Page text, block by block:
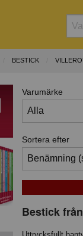
BESTICK
Varumärke
Sortera efter
Bestick